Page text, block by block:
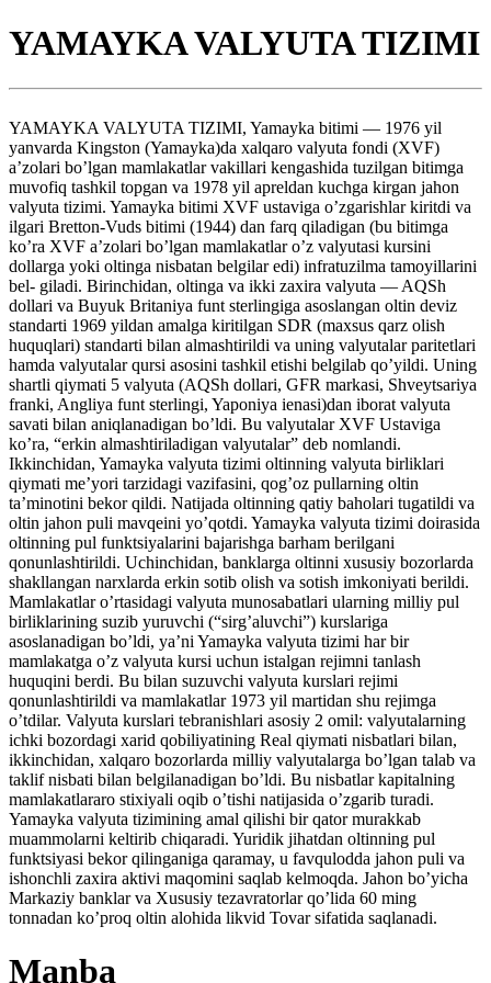
YAMAYKA VALYUTA TIZIMI
YAMAYKA VALYUTA TIZIMI, Yamayka bitimi — 1976 yil
yanvarda Kingston (Yamayka)da xalqaro valyuta fondi (XVF)
a’zolari bo’lgan mamlakatlar vakillari kengashida tuzilgan bitimga
muvofiq tashkil topgan va 1978 yil apreldan kuchga kirgan jahon
valyuta tizimi. Yamayka bitimi XVF ustaviga o’zgarishlar kiritdi va
ilgari Bretton-Vuds bitimi (1944) dan farq qiladigan (bu bitimga
ko’ra XVF a’zolari bo’lgan mamlakatlar o’z valyutasi kursini
dollarga yoki oltinga nisbatan belgilar edi) infratuzilma tamoyillarini
bel- giladi. Birinchidan, oltinga va ikki zaxira valyuta — AQSh
dollari va Buyuk Britaniya funt sterlingiga asoslangan oltin deviz
standarti 1969 yildan amalga kiritilgan SDR (maxsus qarz olish
huquqlari) standarti bilan almashtirildi va uning valyutalar paritetlari
hamda valyutalar qursi asosini tashkil etishi belgilab qo’yildi. Uning
shartli qiymati 5 valyuta (AQSh dollari, GFR markasi, Shveytsariya
franki, Angliya funt sterlingi, Yaponiya ienasi)dan iborat valyuta
savati bilan aniqlanadigan bo’ldi. Bu valyutalar XVF Ustaviga
ko’ra, “erkin almashtiriladigan valyutalar” deb nomlandi.
Ikkinchidan, Yamayka valyuta tizimi oltinning valyuta birliklari
qiymati me’yori tarzidagi vazifasini, qog’oz pullarning oltin
ta’minotini bekor qildi. Natijada oltinning qatiy baholari tugatildi va
oltin jahon puli mavqeini yo’qotdi. Yamayka valyuta tizimi doirasida
oltinning pul funktsiyalarini bajarishga barham berilgani
qonunlashtirildi. Uchinchidan, banklarga oltinni xususiy bozorlarda
shakllangan narxlarda erkin sotib olish va sotish imkoniyati berildi.
Mamlakatlar o’rtasidagi valyuta munosabatlari ularning milliy pul
birliklarining suzib yuruvchi (“sirg’aluvchi”) kurslariga
asoslanadigan bo’ldi, ya’ni Yamayka valyuta tizimi har bir
mamlakatga o’z valyuta kursi uchun istalgan rejimni tanlash
huquqini berdi. Bu bilan suzuvchi valyuta kurslari rejimi
qonunlashtirildi va mamlakatlar 1973 yil martidan shu rejimga
o’tdilar. Valyuta kurslari tebranishlari asosiy 2 omil: valyutalarning
ichki bozordagi xarid qobiliyatining Real qiymati nisbatlari bilan,
ikkinchidan, xalqaro bozorlarda milliy valyutalarga bo’lgan talab va
taklif nisbati bilan belgilanadigan bo’ldi. Bu nisbatlar kapitalning
mamlakatlararo stixiyali oqib o’tishi natijasida o’zgarib turadi.
Yamayka valyuta tizimining amal qilishi bir qator murakkab
muammolarni keltirib chiqaradi. Yuridik jihatdan oltinning pul
funktsiyasi bekor qilinganiga qaramay, u favqulodda jahon puli va
ishonchli zaxira aktivi maqomini saqlab kelmoqda. Jahon bo’yicha
Markaziy banklar va Xususiy tezavratorlar qo’lida 60 ming
tonnadan ko’proq oltin alohida likvid Tovar sifatida saqlanadi.
Manba